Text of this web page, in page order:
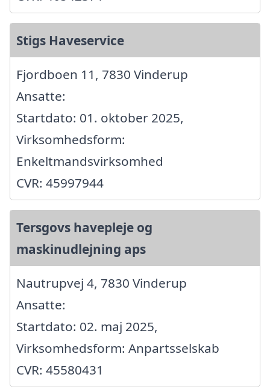
Stigs Haveservice
Fjordboen 11, 7830 Vinderup
Ansatte:
Startdato: 01. oktober 2025,
Virksomhedsform:
Enkeltmandsvirksomhed
CVR: 45997944
Tersgovs havepleje og
maskinudlejning aps
Nautrupvej 4, 7830 Vinderup
Ansatte:
Startdato: 02. maj 2025,
Virksomhedsform: Anpartsselskab
CVR: 45580431